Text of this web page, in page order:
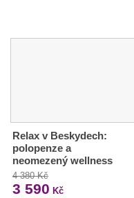
Relax v Beskydech:
polopenze a
neomezený wellness
4 380 Kč
3 590 Kč